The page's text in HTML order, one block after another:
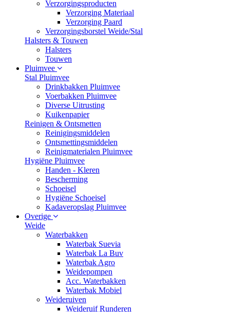
Verzorgingsproducten
Verzorging Materiaal
Verzorging Paard
Verzorgingsborstel Weide/Stal
Halsters & Touwen
Halsters
Touwen
Pluimvee
Stal Pluimvee
Drinkbakken Pluimvee
Voerbakken Pluimvee
Diverse Uitrusting
Kuikenpapier
Reinigen & Ontsmetten
Reinigingsmiddelen
Ontsmettingsmiddelen
Reinigmaterialen Pluimvee
Hygiëne Pluimvee
Handen - Kleren
Bescherming
Schoeisel
Hygiëne Schoeisel
Kadaveropslag Pluimvee
Overige
Weide
Waterbakken
Waterbak Suevia
Waterbak La Buv
Waterbak Agro
Weidepompen
Acc. Waterbakken
Waterbak Mobiel
Weideruiven
Weideruif Runderen